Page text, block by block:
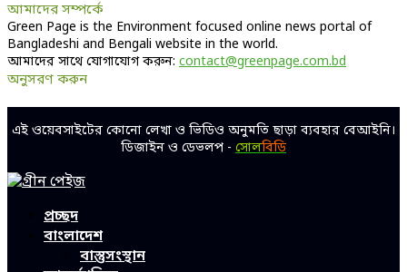
আমাদের সম্পর্কে
Green Page is the Environment focused online news portal of
Bangladeshi and Bengali website in the world.
আমাদের সাথে যোগাযোগ করুন: contact@greenpage.com.bd
অনুসরণ করুন
এই ওয়েবসাইটের কোনো লেখা ও ভিডিও অনুমতি ছাড়া ব্যবহার বেআইনি।
ডিজাইন ও ডেভলপ - সোলবিডি
প্রচ্ছদ
বাংলাদেশ
বাস্তুসংস্থান